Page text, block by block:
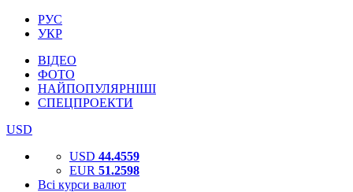
РУС
УКР
ВІДЕО
ФОТО
НАЙПОПУЛЯРНІШІ
СПЕЦПРОЕКТИ
USD
USD 44.4559
EUR 51.2598
Всі курси валют